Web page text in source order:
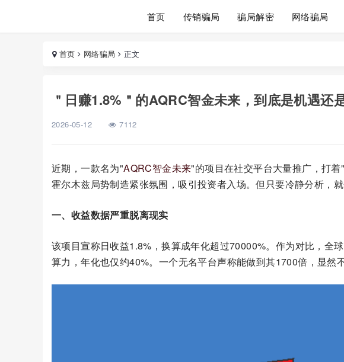
首页 传销骗局 骗局解密 网络骗局
首页 网络骗局 正文
＂日赚1.8%＂的AQRC智金未来，到底是机遇还
2026-05-12 7112
近期，一款名为"AQRC智金未来"的项目在社交平台大量推广，打
霍尔木兹局势制造紧张氛围，吸引投资者入场。但只要冷静分析，就
一、收益数据严重脱离现实
该项目宣称日收益1.8%，换算成年化超过70000%。作为对比，全
算力，年化也仅约40%。一个无名平台声称能做到其1700倍，显然